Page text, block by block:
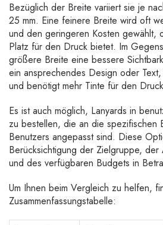
Bezüglich der Breite variiert sie je
25 mm. Eine feinere Breite wird oft
und den geringeren Kosten gewählt,
Platz für den Druck bietet. Im
größere Breite eine bessere
ein ansprechendes Design oder
und benötigt mehr Tinte für den
Es ist auch möglich, Lanyards in
zu bestellen, die an die spezifischen
Benutzers angepasst sind. Diese
Berücksichtigung der Zielgruppe, der
und des verfügbaren Budgets in
Um Ihnen beim Vergleich zu helfen,
Zusammenfassungstabelle: